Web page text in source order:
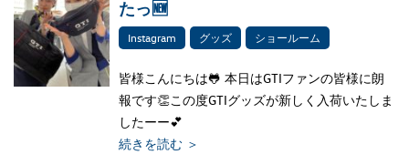
たっ🆕
Instagram グッズ ショールーム
皆様こんにちは🐸 本日はGTIファンの皆様に朗
報です👏この度GTIグッズが新しく入荷いたしま
したーー💕
続きを読む ＞